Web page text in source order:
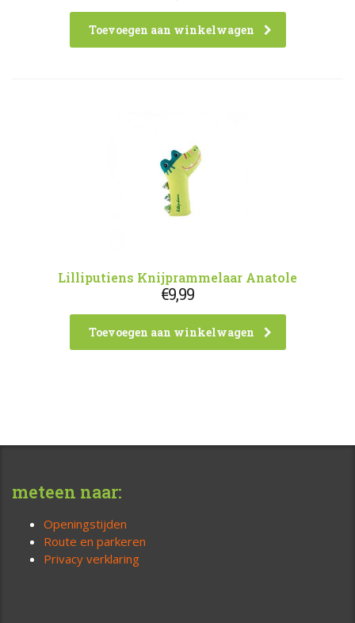
Toevoegen aan winkelwagen
Lilliputiens Knijprammelaar Anatole
€9,99
Toevoegen aan winkelwagen
meteen naar:
Openingstijden
Route en parkeren
Privacy verklaring